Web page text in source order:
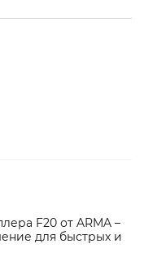
F20 от ARMA –
для быстрых и